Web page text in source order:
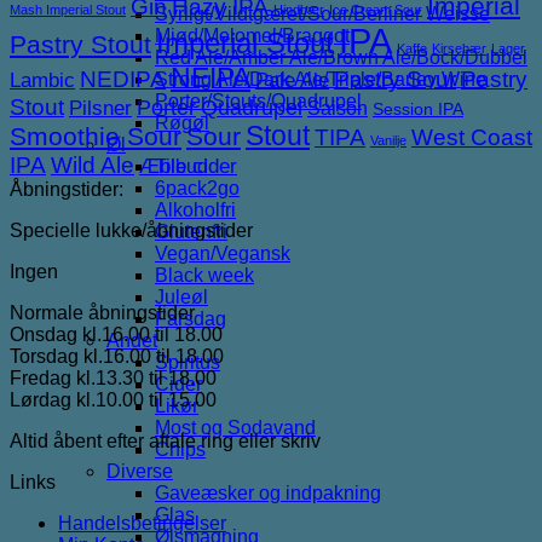
Syrligt/Vildtgæret/Sour/Berliner Weisse
Mjød/Melomel/Braggot
Red Ale/Amber Ale/Brown Ale/Bock/Dubbel
Strong Ale/Dark Ale/Triple/Barley Wine
Porter/Stouts/Quadrupel
Røgøl
Øl
Tilbud
6pack2go
Alkoholfri
Glutenfri
Vegan/Vegansk
Black week
Juleøl
Farsdag
Andet
Spiritus
Cider
Likør
Most og Sodavand
Chips
Diverse
Gaveæsker og indpakning
Glas
Ølsmagning
Mash Imperial Stout GinHazy IPA Hindbær Ice Cream Sour
Pastry StoutImperial StoutIPA Kaffe Kirsebær Lager
Lambic NEDIPANEIPA Pale Ale Pastry SourPastry
Stout Pilsner Porter Quadrupel Saison Session IPA
Smoothie SourSour StoutTIPA Vanilje West Coast
IPA Wild Ale Æble cider
Åbningstider:
Specielle lukke/åbningstider
Ingen
Normale åbningstider
Onsdag kl.16.00 til 18.00
Torsdag kl.16.00 til 18.00
Fredag kl.13.30 til 18.00
Lørdag kl.10.00 til 15.00
Altid åbent efter aftale ring eller skriv
Links
Handelsbetingelser